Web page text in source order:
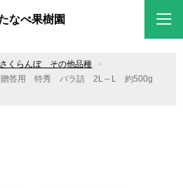
なべ果樹園
さくらんぼ その他品種
贈答用 特秀 バラ詰 2L～L 約500g